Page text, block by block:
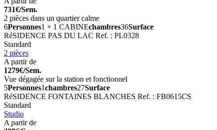
731€/Sem.
2 pièces dans un quartier calme
6Personnes1 + 1 CABINEchambres36Surface
RéSIDENCE PAS DU LAC Ref. : PL0328
Standard
2 pièces
A partir de
1279€/Sem.
Vue dégagée sur la station et fonctionnel
5Personnes1chambres27Surface
RéSIDENCE FONTAINES BLANCHES Ref. : FB0615CS
Standard
Studio
A partir de